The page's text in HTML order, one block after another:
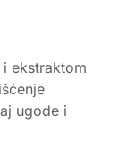
ekstraktom
ugode i